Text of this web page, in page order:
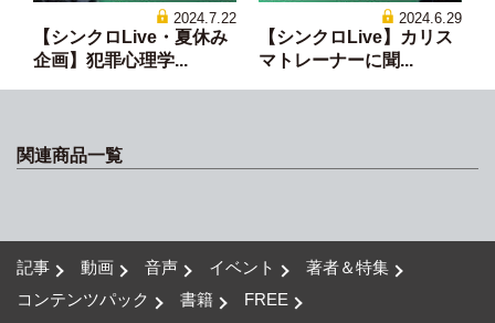
2024.7.22
【シンクロLive・夏休み
企画】犯罪心理学...
2024.6.29
【シンクロLive】カリス
マトレーナーに聞...
関連商品一覧
記事 動画 音声 イベント
著者＆特集
コンテンツパック
書籍 FREE